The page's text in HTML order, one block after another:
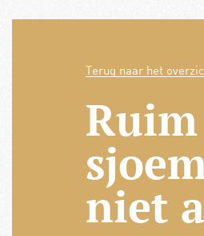
Terug naar het
niet